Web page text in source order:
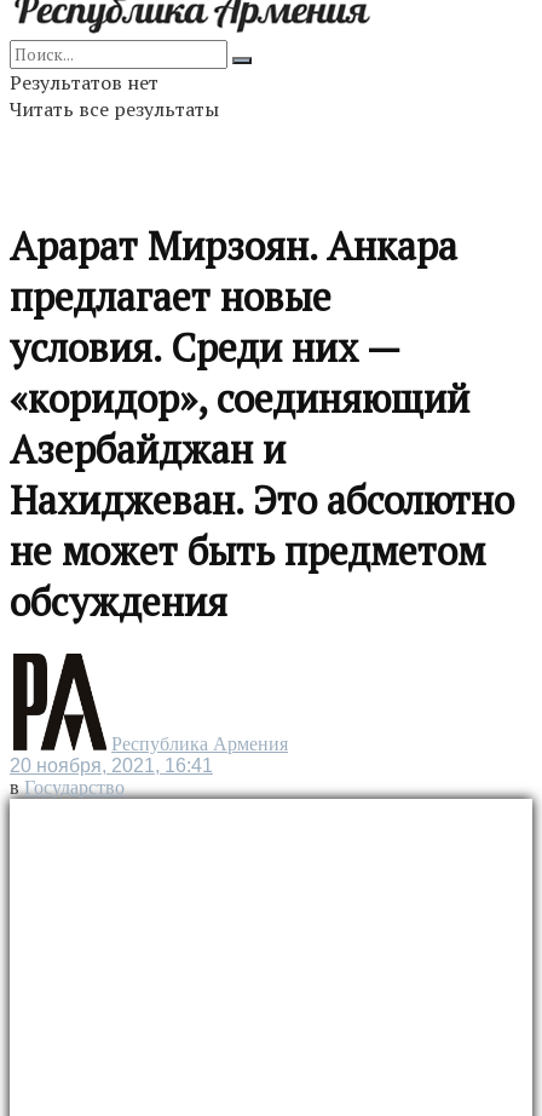
Результатов нет
Читать все результаты
Арарат Мирзоян. Анкара
предлагает новые
условия. Среди них —
«коридор», соединяющий
Азербайджан и
Нахиджеван. Это абсолютно
не может быть предметом
обсуждения
Республика Армения
20 ноября, 2021, 16:41
в Государство